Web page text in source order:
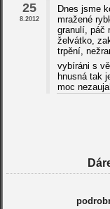
25
8.2012
Dnes jsme
mražené
granulí, páč
želvátko,
trpění,
vybíráni s
hnusná tak
moc